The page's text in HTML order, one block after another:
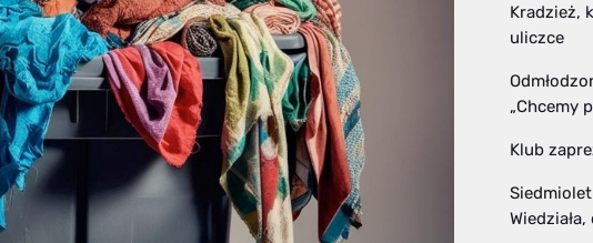
Kradzież,
uliczce
„Chcemy
Klub